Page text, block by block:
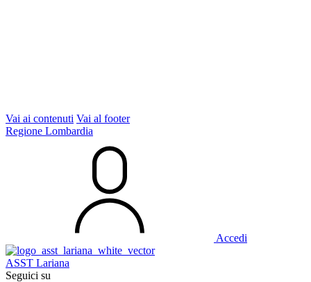
Vai ai contenuti Vai al footer
Regione Lombardia
Accedi
ASST Lariana
Seguici su